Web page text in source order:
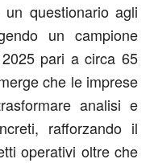
questionario agli
un campione
pari a circa 65
che le imprese
analisi e
rafforzando il
operativi oltre che